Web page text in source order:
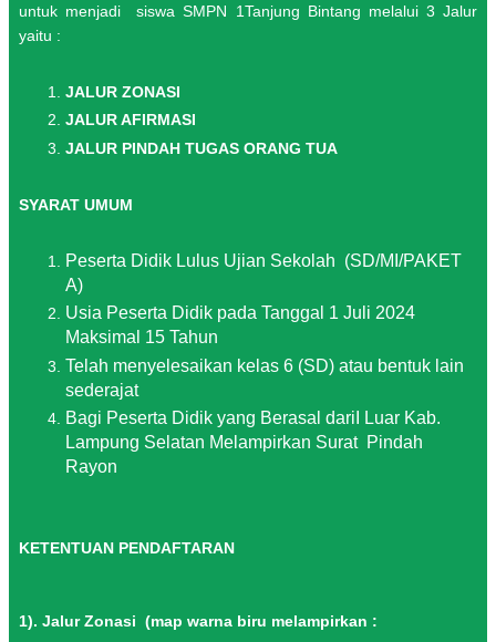
untuk menjadi siswa SMPN 1Tanjung Bintang melalui 3 Jalur
yaitu :
JALUR ZONASI
JALUR AFIRMASI
JALUR PINDAH TUGAS ORANG TUA
SYARAT UMUM
Peserta Didik Lulus Ujian Sekolah (SD/MI/PAKET
A)
Usia Peserta Didik pada Tanggal 1 Juli 2024
Maksimal 15 Tahun
Telah menyelesaikan kelas 6 (SD) atau bentuk lain
sederajat
Bagi Peserta Didik yang Berasal dari I Luar Kab.
Lampung Selatan Melampirkan Surat Pindah
Rayon
KETENTUAN PENDAFTARAN
1). Jalur Zonasi (map warna biru melampirkan :